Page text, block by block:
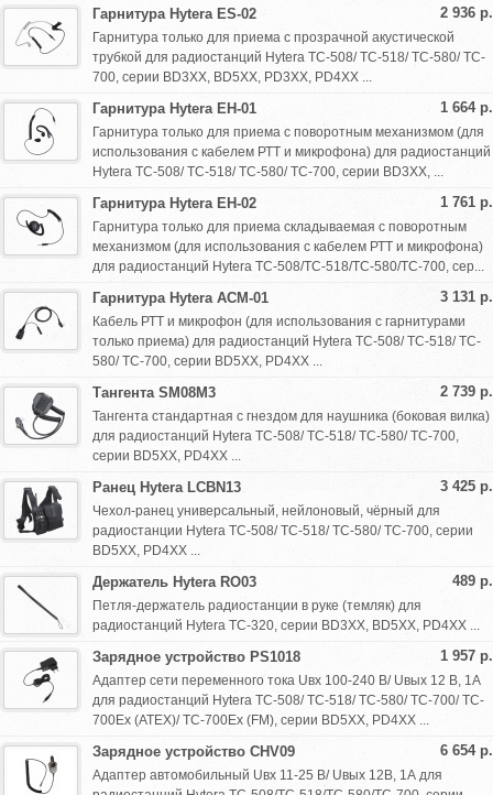
2 936 р.
Гарнитура Hytera ES-02
Гарнитура только для приема с прозрачной акустической
трубкой для радиостанций Hytera TC-508/ TC-518/ TC-580/ TC-
700, серии BD3XX, BD5XX, PD3XX, PD4XX ...
1 664 р.
Гарнитура Hytera EH-01
Гарнитура только для приема с поворотным механизмом (для
использования с кабелем РТТ и микрофона) для радиостанций
Hytera TC-508/ TC-518/ TC-580/ TC-700, серии BD3XX, ...
1 761 р.
Гарнитура Hytera EH-02
Гарнитура только для приема складываемая с поворотным
механизмом (для использования с кабелем РТТ и микрофона)
для радиостанций Hytera TC-508/TC-518/TC-580/TC-700, сер...
3 131 р.
Гарнитура Hytera ACM-01
Кабель РТТ и микрофон (для использования с гарнитурами
только приема) для радиостанций Hytera TC-508/ TC-518/ TC-
580/ TC-700, серии BD5XX, PD4XX ...
2 739 р.
Тангента SM08M3
Тангента стандартная с гнездом для наушника (боковая вилка)
для радиостанций Hytera TC-508/ TC-518/ TC-580/ TC-700,
серии BD5XX, PD4XX ...
3 425 р.
Ранец Hytera LCBN13
Чехол-ранец универсальный, нейлоновый, чёрный для
радиостанции Hytera TC-508/ TC-518/ TC-580/ TC-700, серии
BD5XX, PD4XX ...
489 р.
Держатель Hytera RO03
Петля-держатель радиостанции в руке (темляк) для
радиостанций Hytera TC-320, серии BD3XX, BD5XX, PD4XX ...
1 957 р.
Зарядное устройство PS1018
Адаптер сети переменного тока Uвх 100-240 В/ Uвых 12 В, 1А
для радиостанций Hytera TC-508/ TC-518/ TC-580/ TC-700/ TC-
700Ex (ATEX)/ TC-700Ex (FM), серии BD5XX, PD4XX ...
6 654 р.
Зарядное устройство CHV09
Адаптер автомобильный Uвх 11-25 В/ Uвых 12В, 1А для